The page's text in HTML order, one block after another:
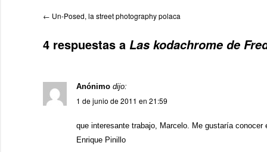
← Un-Posed, la street photography polaca
4 respuestas a Las kodachrome de
Anónimo dijo:
1 de junio de 2011 en 21:59
que interesante trabajo, Marcelo. Me gustaría conocer
Enrique Pinillo